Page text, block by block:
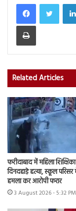
Print
Related Articles
फरीदाबाद में महिला
दिनदहाड़े हत्या, स्कूल
हमला कर आरोपी फरार
3 August 2026 - 5:32 PM